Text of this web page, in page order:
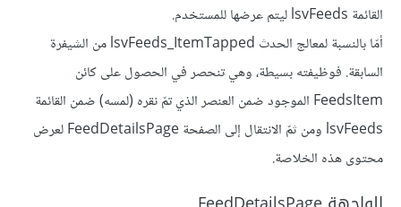
القائمة lsvFeeds ليتم عرضها للمستخدم.
أمّا بالنسبة لمعالج الحدث lsvFeeds_ItemTapped من الشيفرة
السابقة. فوظيفته بسيطة، وهي تنحصر في الحصول على كائن
FeedsItem الموجود ضمن العنصر الذي تمّ نقره (لمسه) ضمن القائمة
lsvFeeds ومن ثمّ الانتقال إلى الصفحة FeedDetailsPage لعرض
محتوى هذه الخلاصة.